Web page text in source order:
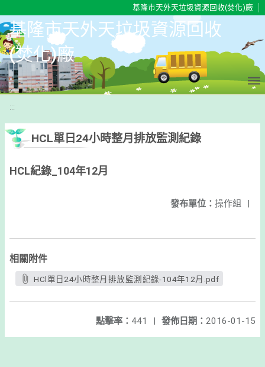
基隆市天外天垃圾資源回收(焚化)廠
基隆市天外天垃圾資源回收
(焚化)廠
:::
HCL單日24小時整月排放監測紀錄
HCL紀錄_104年12月
發布單位： 操作組 |
相關附件
HCl單日24小時整月排放監測紀錄-104年12月.pdf
發佈日期： 2016-01-15
點擊率： 441 |